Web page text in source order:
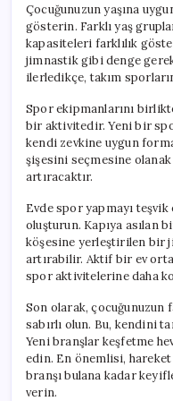
Çocuğunuzun yaşına
gösterin. Farklı yaş
kapasiteleri farklılık
jimnastik gibi denge
ilerledikçe, takım
Spor ekipmanlarını
bir aktivitedir. Yeni bir
kendi zevkine uygun
şişesini seçmesine
artıracaktır.
Evde spor yapmayı
oluşturun. Kapıya asılan
köşesine yerleştirilen bir
artırabilir. Aktif bir ev
spor aktivitelerine daha
Son olarak, çocuğunuzun
sabırlı olun. Bu, kendini
Yeni branşlar keşfetme
edin. En önemlisi, hareket
branşı bulana kadar
verin.